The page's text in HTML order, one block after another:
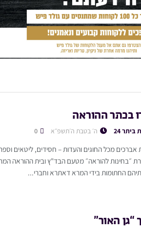
בכתר ההוראה
24 ה׳ בטבת ה׳תשפ״א
אברכים מכל החוגים והעדות – חסידים, ליטאים
״בחינות להוראה״ מטעם הבד"ץ ובית ההוראה
החתומות בידי המרא דאתרא וחברי...
“גן האור”